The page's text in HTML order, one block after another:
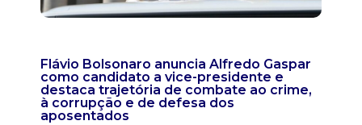
Flávio Bolsonaro anuncia Alfredo Gaspar
como candidato a vice-presidente e
destaca trajetória de combate ao crime,
à corrupção e de defesa dos
aposentados